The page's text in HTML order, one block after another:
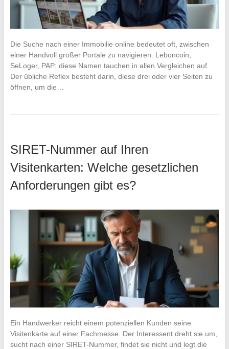
Die Suche nach einer Immobilie online bedeutet oft, zwischen
einer Handvoll großer Portale zu navigieren. Leboncoin,
SeLoger, PAP: diese Namen tauchen in allen Vergleichen auf.
Der übliche Reflex besteht darin, diese drei oder vier Seiten zu
öffnen, um die…
SIRET-Nummer auf Ihren
Visitenkarten: Welche gesetzlichen
Anforderungen gibt es?
Ein Handwerker reicht einem potenziellen Kunden seine
Visitenkarte auf einer Fachmesse. Der Interessent dreht sie um,
sucht nach einer SIRET-Nummer, findet sie nicht und legt die